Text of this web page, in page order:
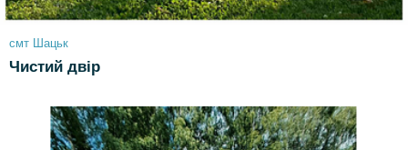
смт Шацьк
Чистий двір